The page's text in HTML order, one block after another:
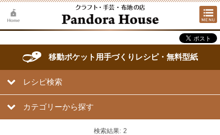
移動ポケット用手づくりレシピ・無料型紙
レシピ検索
カテゴリーから探す
検索結果: 2